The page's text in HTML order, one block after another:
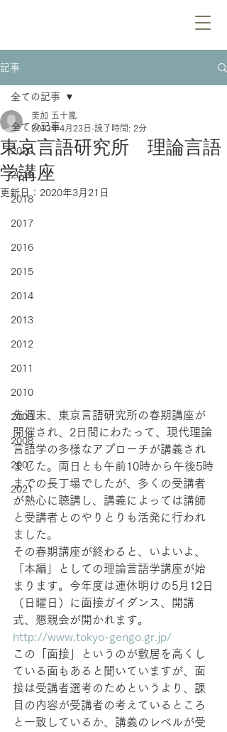
記事
全ての記事
2020
2019
2018
2017
2016
2015
2014
2013
2012
2011
2010
2009
2008
2007
2021
全ての記事
東京言語研究所 理論言語
学講座
美加 五十嵐
2013年4月23日 読了時間: 2分
更新日： 2020年3月21日
先週末、東京言語研究所の春期講座が
開催され、2日間にわたって、現代理論
言語学の多様なアプローチが講義され
ました。両日とも午前10時から午後5時
までの長丁場でしたが、多くの受講者
が熱心に聴講し、講義によっては講師
と受講者とのやりとりも活発に行われ
ました。
その春期講座が終わると、いよいよ、
「本編」としての理論言語学講座が始
まります。今年度は連休明けの5月12日
（日曜日）に面接ガイダンス、開講
式、懇親会が開かれます。
http://www.tokyo-gengo.gr.jp/
この「面接」というのが敷居を高くし
ている面もあると聞いていますが、面
接は受講者選考のためというより、課
目の内容が受講者の考えているところ
と一致しているか、講義のレベルが受